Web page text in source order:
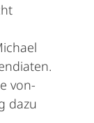
von-
dazu